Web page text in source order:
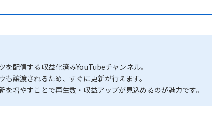
を配信する収益化済みYouTubeチャンネル。
も譲渡されるため、すぐに更新が行えます。
を増やすことで再生数・収益アップが見込めるのが魅力です。